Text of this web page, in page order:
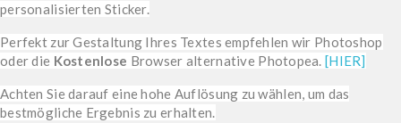
personalisierten Sticker.
Perfekt zur Gestaltung Ihres Textes empfehlen wir Photoshop
oder die Kostenlose Browser alternative Photopea.[HIER]
Achten Sie darauf eine hohe Auflösung zu wählen, um das
bestmögliche Ergebnis zu erhalten.